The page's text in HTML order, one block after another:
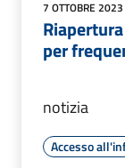
7 OTTOBRE 2023
per
notizia
Accesso